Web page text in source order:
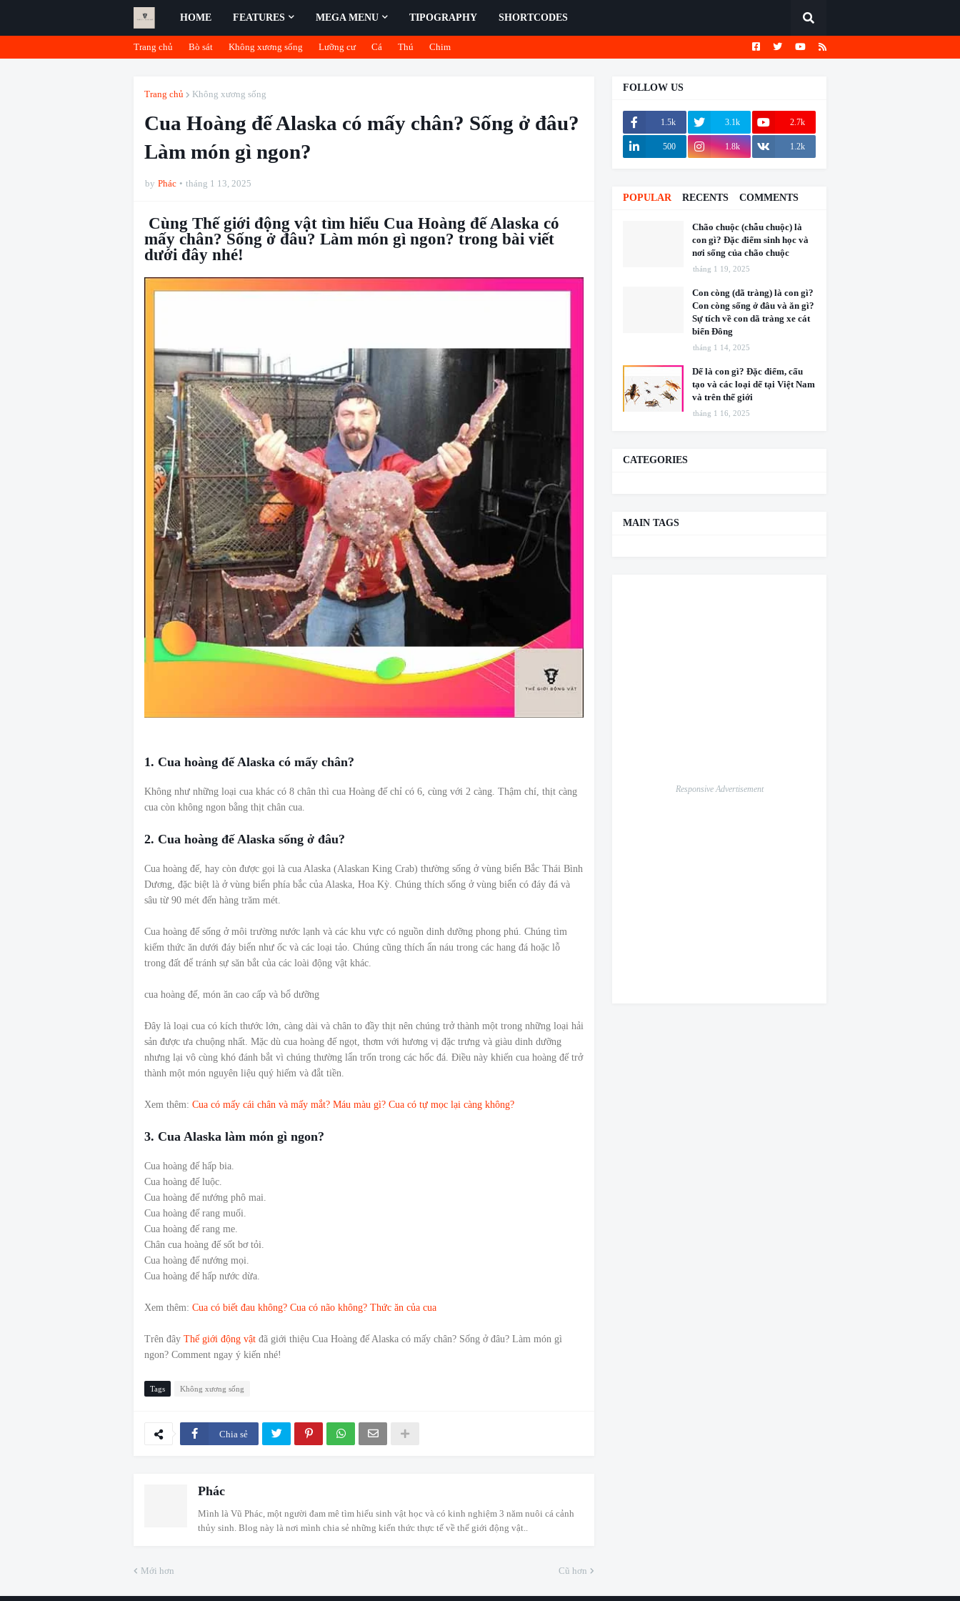
HOME FEATURES MEGA MENU TIPOGRAPHY SHORTCODES
Trang chủ Bò sát Không xương sống Lưỡng cư Cá Thú Chim
Trang chủ Không xương sống
Cua Hoàng đế Alaska có mấy chân? Sống ở đâu?
Làm món gì ngon?
by Phác tháng 1 13, 2025
Cùng Thế giới động vật tìm hiểu Cua Hoàng đế Alaska có
mấy chân? Sống ở đâu? Làm món gì ngon? trong bài viết
dưới đây nhé!
1. Cua hoàng đế Alaska có mấy chân?
Không như những loại cua khác có 8 chân thì cua Hoàng đế chỉ có 6, cùng với 2 càng. Thậm chí, thịt càng
cua còn không ngon bằng thịt chân cua.
2. Cua hoàng đế Alaska sống ở đâu?
Cua hoàng đế, hay còn được gọi là cua Alaska (Alaskan King Crab) thường sống ở vùng biển Bắc Thái Bình
Dương, đặc biệt là ở vùng biển phía bắc của Alaska, Hoa Kỳ. Chúng thích sống ở vùng biển có đáy đá và
sâu từ 90 mét đến hàng trăm mét.
Cua hoàng đế sống ở môi trường nước lạnh và các khu vực có nguồn dinh dưỡng phong phú. Chúng tìm
kiếm thức ăn dưới đáy biển như ốc và các loại tảo. Chúng cũng thích ẩn náu trong các hang đá hoặc lỗ
trong đất để tránh sự săn bắt của các loài động vật khác.
cua hoàng đế, món ăn cao cấp và bổ dưỡng
Đây là loại cua có kích thước lớn, càng dài và chân to đầy thịt nên chúng trở thành một trong những loại hải
sản được ưa chuộng nhất. Mặc dù cua hoàng đế ngọt, thơm với hương vị đặc trưng và giàu dinh dưỡng
nhưng lại vô cùng khó đánh bắt vì chúng thường lẩn trốn trong các hốc đá. Điều này khiến cua hoàng đế trở
thành một món nguyên liệu quý hiếm và đắt tiền.
Xem thêm: Cua có mấy cái chân và mấy mắt? Máu màu gì? Cua có tự mọc lại càng không?
3. Cua Alaska làm món gì ngon?
Cua hoàng đế hấp bia.
Cua hoàng đế luộc.
Cua hoàng đế nướng phô mai.
Cua hoàng đế rang muối.
Cua hoàng đế rang me.
Chân cua hoàng đế sốt bơ tỏi.
Cua hoàng đế nướng mọi.
Cua hoàng đế hấp nước dừa.
Xem thêm: Cua có biết đau không? Cua có não không? Thức ăn của cua
Trên đây Thế giới động vật đã giới thiệu Cua Hoàng đế Alaska có mấy chân? Sống ở đâu? Làm món gì
ngon? Comment ngay ý kiến nhé!
Tags Không xương sống
Chia sẻ
Phác
Mình là Vũ Phác, một người đam mê tìm hiểu sinh vật học và có kinh nghiệm 3 năm nuôi cá cảnh
thủy sinh. Blog này là nơi mình chia sẻ những kiến thức thực tế về thế giới động vật..
Mới hơn Cũ hơn
FOLLOW US
1.5k 3.1k 2.7k
500 1.8k 1.2k
POPULAR RECENTS COMMENTS
Chão chuộc (chẫu chuộc) là
con gì? Đặc điểm sinh học và
nơi sống của chão chuộc
tháng 1 19, 2025
Con còng (dã tràng) là con gì?
Con còng sống ở đâu và ăn gì?
Sự tích về con dã tràng xe cát
biển Đông
tháng 1 14, 2025
Dế là con gì? Đặc điểm, cấu
tạo và các loại dế tại Việt Nam
và trên thế giới
tháng 1 16, 2025
CATEGORIES
MAIN TAGS
Responsive Advertisement